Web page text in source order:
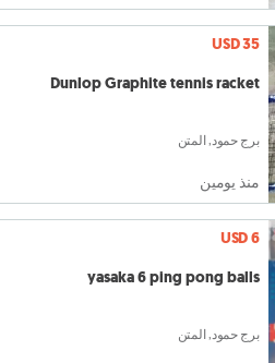
USD 35
Dunlop Graphite tennis racket
برج حمود, المتن
منذ يومين
USD 6
yasaka 6 ping pong balls
برج حمود, المتن